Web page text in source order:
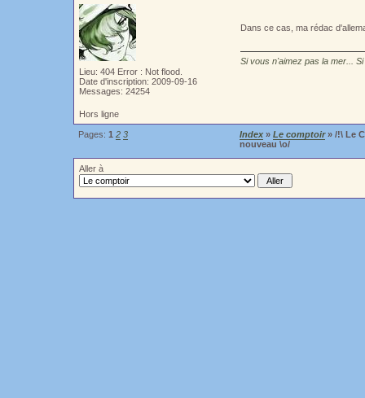
Lieu: 404 Error : Not flood.
Date d'inscription: 2009-09-16
Messages: 24254
Dans ce cas, ma rédac
Si vous n'aimez pas la mer...
Hors ligne
Pages: 1 2 3 Index » Le comptoir» /!\ Le
nouveau \o/
Aller à